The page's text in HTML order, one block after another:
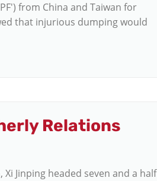
from China and Taiwan for
that injurious dumping would
Relations
Jinping headed seven and a half